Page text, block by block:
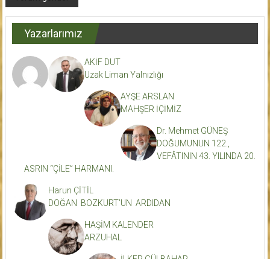
Yazarlarımız
AKİF DUT
Uzak Liman Yalnızlığı
AYŞE ARSLAN
MAHŞER İÇİMİZ
Dr. Mehmet GÜNEŞ
DOĞUMUNUN 122.,
VEFÂTININ 43. YILINDA 20.
ASRIN “ÇİLE” HARMANI.
Harun ÇİTİL
DOĞAN BOZKURT’UN ARDIDAN
HAŞİM KALENDER
ARZUHAL